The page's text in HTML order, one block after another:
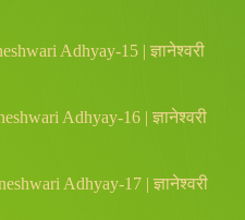
Adhyay-15 | ज्ञानेश्वरी
Adhyay-16 | ज्ञानेश्वरी
Adhyay-17 | ज्ञानेश्वरी